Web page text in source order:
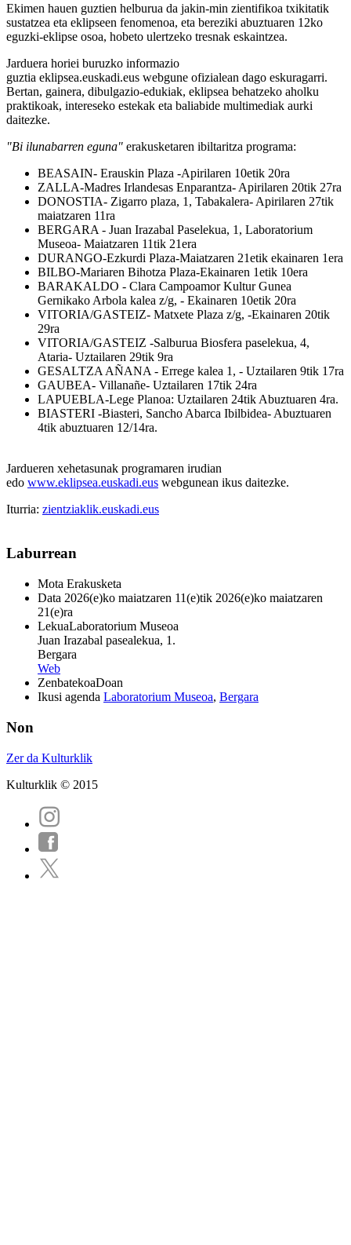
Ekimen hauen guztien helburua da jakin-min zientifikoa txikitatik
sustatzea eta eklipseen fenomenoa, eta bereziki abuztuaren 12ko
eguzki-eklipse osoa, hobeto ulertzeko tresnak eskaintzea.
Jarduera horiei buruzko informazio
guztia eklipsea.euskadi.eus webgune ofizialean dago eskuragarri.
Bertan, gainera, dibulgazio-edukiak, eklipsea behatzeko aholku
praktikoak, intereseko estekak eta baliabide multimediak aurki
daitezke.
"Bi ilunabarren eguna" erakusketaren ibiltaritza programa:
BEASAIN- Erauskin Plaza -Apirilaren 10etik 20ra
ZALLA-Madres Irlandesas Enparantza- Apirilaren 20tik 27ra
DONOSTIA- Zigarro plaza, 1, Tabakalera- Apirilaren 27tik
maiatzaren 11ra
BERGARA - Juan Irazabal Paselekua, 1, Laboratorium
Museoa- Maiatzaren 11tik 21era
DURANGO-Ezkurdi Plaza-Maiatzaren 21etik ekainaren 1era
BILBO-Mariaren Bihotza Plaza-Ekainaren 1etik 10era
BARAKALDO - Clara Campoamor Kultur Gunea
Gernikako Arbola kalea z/g, - Ekainaren 10etik 20ra
VITORIA/GASTEIZ- Matxete Plaza z/g, -Ekainaren 20tik
29ra
VITORIA/GASTEIZ -Salburua Biosfera paselekua, 4,
Ataria- Uztailaren 29tik 9ra
GESALTZA AÑANA - Errege kalea 1, - Uztailaren 9tik 17ra
GAUBEA- Villanañe- Uztailaren 17tik 24ra
LAPUEBLA-Lege Planoa: Uztailaren 24tik Abuztuaren 4ra.
BIASTERI -Biasteri, Sancho Abarca Ibilbidea- Abuztuaren
4tik abuztuaren 12/14ra.
Jardueren xehetasunak programaren irudian
edo www.eklipsea.euskadi.eus webgunean ikus daitezke.
Iturria: zientziaklik.euskadi.eus
Laburrean
Mota Erakusketa
Data 2026(e)ko maiatzaren 11(e)tik 2026(e)ko maiatzaren
21(e)ra
LekuaLaboratorium Museoa
Juan Irazabal pasealekua, 1.
Bergara
Web
ZenbatekoaDoan
Ikusi agenda Laboratorium Museoa, Bergara
Non
Zer da Kulturklik
Kulturklik © 2015